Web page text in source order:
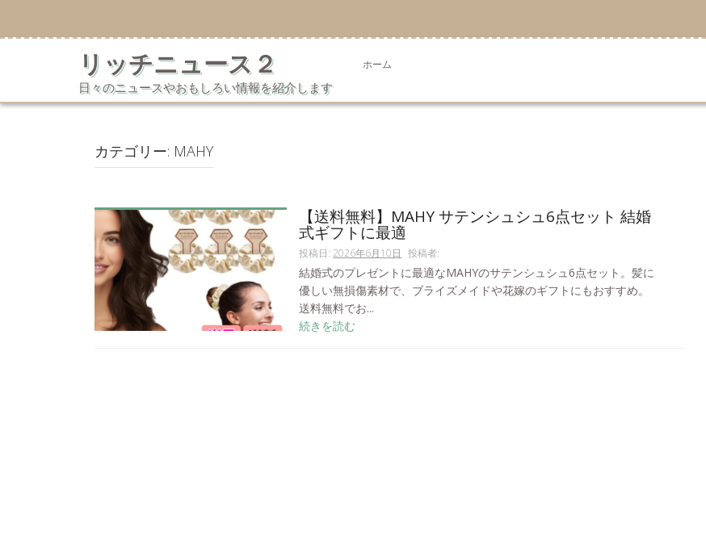
テ
ス
リッチニュース２
日々のニュースやおもしろい情報を紹介します
ホーム
カテゴリー: MAHY
【送料無料】MAHY サテンシュシュ6点セット 結婚
式ギフトに最適
投稿日: 2026年6月10日 投稿者:
結婚式のプレゼントに最適なMAHYのサテンシュシュ6点セット。髪に
優しい無損傷素材で、ブライズメイドや花嫁のギフトにもおすすめ。
送料無料でお...
続きを読む